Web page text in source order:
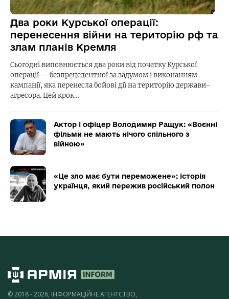
Два роки Курської операції:
перенесення війни на територію рф та
злам планів Кремля
Сьогодні виповнюється два роки від початку Курської
операції — безпрецедентної за задумом і виконанням
кампанії, яка перенесла бойові дії на територію держави-
агресора. Цей крок…
Актор і офіцер Володимир Ращук: «Воєнні
фільми не мають нічого спільного з
війною»
«Це зло має бути переможене»: історія
українця, який пережив російський полон
© 2018 - 2026, ІНФОРМАЦІЙНЕ АГЕНТСТВО,